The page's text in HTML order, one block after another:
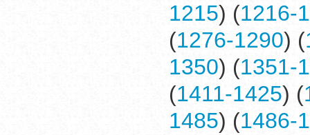
1215) (1216-
(1276-1290) (
1350) (1351-
(1411-1425) (
1485) (1486-